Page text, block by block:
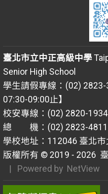
臺北市立中正高級中學
Senior High School
學生請假專線：(02)
07:30-09:00止】
校安專線：(02) 2820-1934
總 機：(02) 2823-4811
學校地址：112046 臺北
版權所有 © 2019 - 2026
| Powered by NetView